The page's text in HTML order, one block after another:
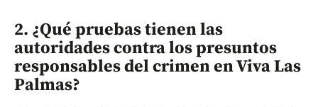
2. ¿Qué pruebas tienen las
autoridades contra los presuntos
responsables del crimen en Viva Las
Palmas?